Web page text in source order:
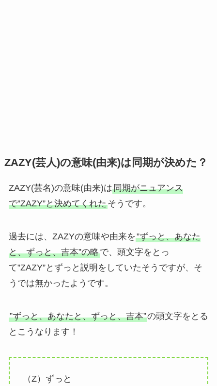
ZAZY(芸人)の意味(由来)は同期が決めた？
ZAZY(芸名)の意味(由来)は同期がニュアンス
で”ZAZY”と決めてくれたそうです。
過去には、ZAZYの意味や由来を”ずっと、あなた
と、ずっと、吉本”の略で、頭文字をとっ
て”ZAZY”とずっと説明をしていたそうですが、そ
うでは無かったようです。
”ずっと、あなたと、ずっと、吉本”の頭文字をとる
とこうなります！
（Z）ずっと